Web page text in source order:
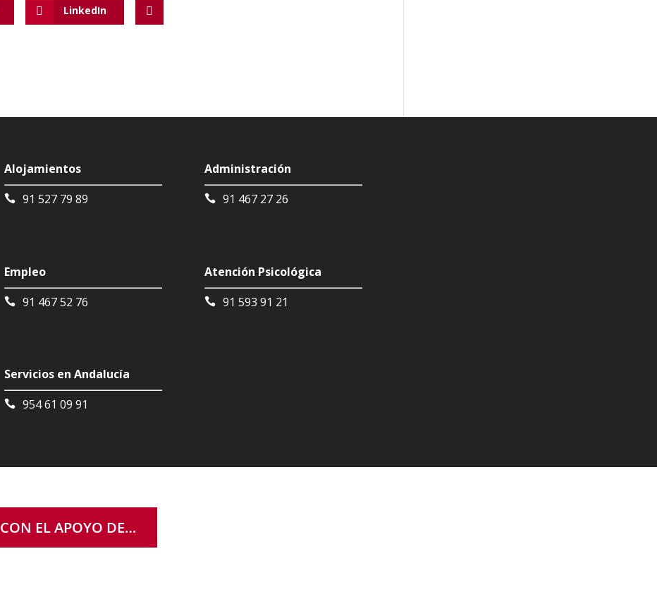
LinkedIn
Alojamientos
91 527 79 89
Empleo
91 467 52 76
Servicios en Andalucía
954 61 09 91
Administración
91 467 27 26
Atención Psicológica
91 593 91 21
CON EL APOYO DE…